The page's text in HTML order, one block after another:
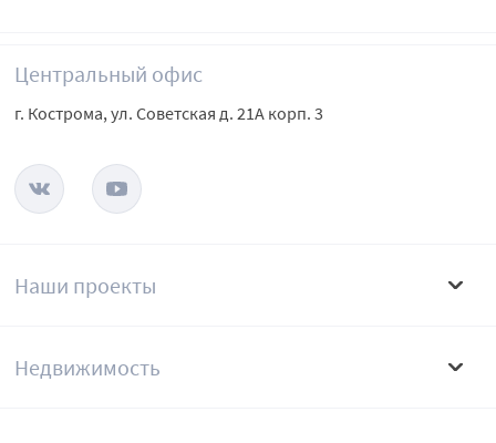
Наши проекты
Недвижимость
Центральный офис
г. Кострома, ул. Советская д. 21А корп. 3